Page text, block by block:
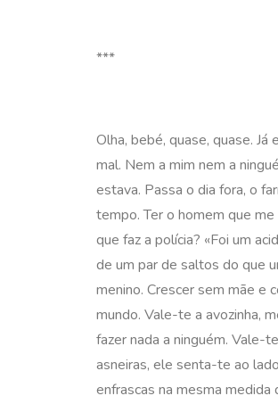
***
Olha, bebé, quase, quase.
mal. Nem a mim nem a
estava. Passa o dia fora, o
tempo. Ter o homem que
que faz a polícia? «Foi um
de um par de saltos do que
menino. Crescer sem mãe e
mundo. Vale-te a avozinha,
fazer nada a ninguém. Vale-
asneiras, ele senta-te ao
enfrascas na mesma medida